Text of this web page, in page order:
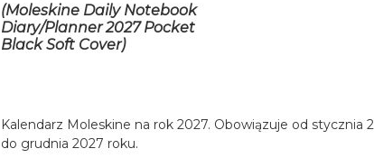
(Moleskine Daily Notebook
Diary/Planner 2027 Pocket
Black Soft Cover)
Kalendarz Moleskine na rok 2027. Obowiązuje od stycznia
do grudnia 2027 roku.